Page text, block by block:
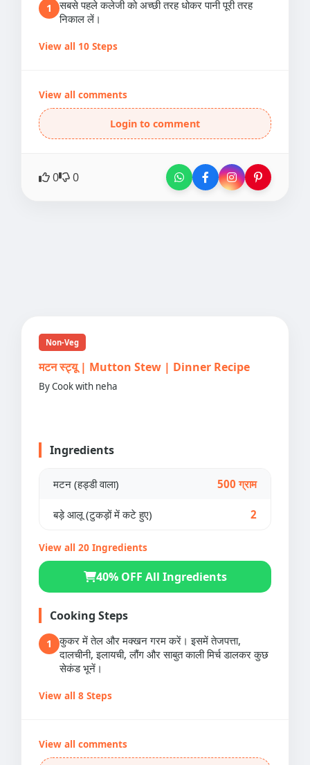
1
सबसे पहले कलेजी को अच्छी तरह धोकर पानी पूरी तरह
निकाल लें।
View all 10 Steps
View all comments
Login to comment
0 0
Non-Veg
मटन स्ट्यू | Mutton Stew | Dinner Recipe
By Cook with neha
Ingredients
मटन (हड्डी वाला) 500 ग्राम
बड़े आलू (टुकड़ों में कटे हुए) 2
View all 20 Ingredients
40% OFF All Ingredients
Cooking Steps
1
कुकर में तेल और मक्खन गरम करें। इसमें तेजपत्ता,
दालचीनी, इलायची, लौंग और साबुत काली मिर्च डालकर कुछ
सेकंड भूनें।
View all 8 Steps
View all comments